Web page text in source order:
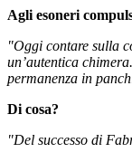
Agli esoneri
"Oggi contare sulla
un’autentica
permanenza in
Di cosa?
"Del successo di